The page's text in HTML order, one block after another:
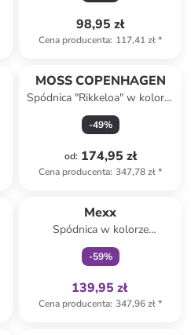
98,95 zł
Cena producenta: 117,41 zł*
MOSS COPENHAGEN
Spódnica "Rikkeloa" w kolorze
kremowym
-49%
od: 174,95 zł
Cena producenta: 347,78 zł*
Mexx
Spódnica w kolorze
jasnobrązowym
-59%
139,95 zł
Cena producenta: 347,96 zł*